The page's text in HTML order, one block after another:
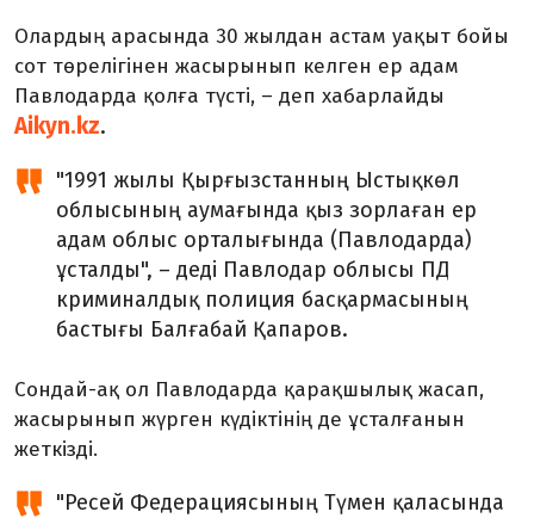
Олардың арасында 30 жылдан астам уақыт бойы
сот төрелігінен жасырынып келген ер адам
Павлодарда қолға түсті, – деп хабарлайды
Aikyn.kz.
"1991 жылы Қырғызстанның Ыстықкөл
облысының аумағында қыз зорлаған ер
адам облыс орталығында (Павлодарда)
ұсталды", – деді Павлодар облысы ПД
криминалдық полиция басқармасының
бастығы Балғабай Қапаров.
Сондай-ақ ол Павлодарда қарақшылық жасап,
жасырынып жүрген күдіктінің де ұсталғанын
жеткізді.
"Ресей Федерациясының Түмен қаласында